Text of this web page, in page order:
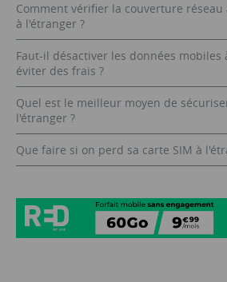
Comment vérifier la couverture
à l'étranger ?
Faut-il désactiver les données
éviter des frais ?
Quel est le meilleur moyen de
l'étranger ?
Que faire si on perd sa carte SIM à